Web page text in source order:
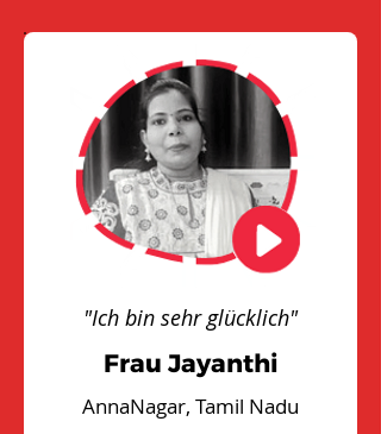
"Ich bin sehr glücklich"
Frau Jayanthi
AnnaNagar, Tamil Nadu